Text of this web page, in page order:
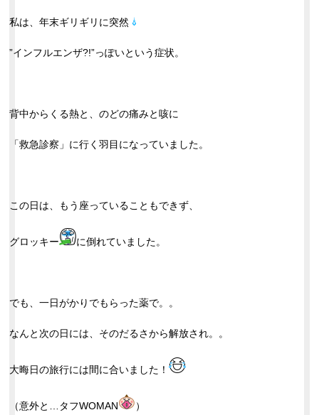
私は、年末ギリギリに突然
”インフルエンザ?!”っぽいという症状。
背中からくる熱と、のどの痛みと咳に
「救急診察」に行く羽目になっていました。
この日は、もう座っていることもできず、
グロッキー に倒れていました。
でも、一日がかりでもらった薬で。。
なんと次の日には、そのだるさから解放され。。
大晦日の旅行には間に合いました！
（意外と…タフWOMAN ）